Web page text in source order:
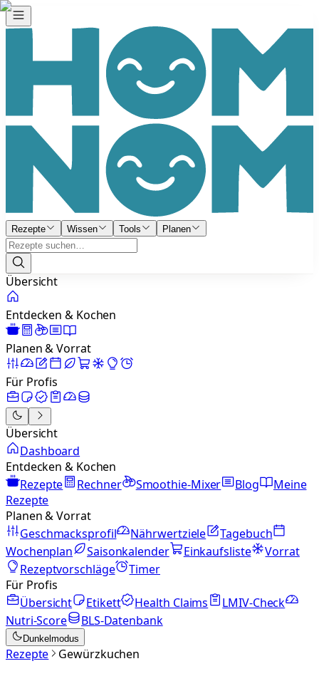
Rezepte Wissen Tools Planen
Übersicht
Entdecken & Kochen
Planen & Vorrat
Für Profis
Übersicht
Dashboard
Entdecken & Kochen
Rezepte
Rechner Smoothie-Mixer Blog
Meine
Rezepte
Planen & Vorrat
Geschmacksprofil
Nährwertziele
Tagebuch
Wochenplan
Saisonkalender Einkaufsliste
Vorrat
Rezeptvorschläge
Timer
Für Profis
Übersicht
Etikett Health Claims
LMIV-Check
Nutri-Score
BLS-Datenbank
Dunkelmodus
Rezepte Gewürzkuchen